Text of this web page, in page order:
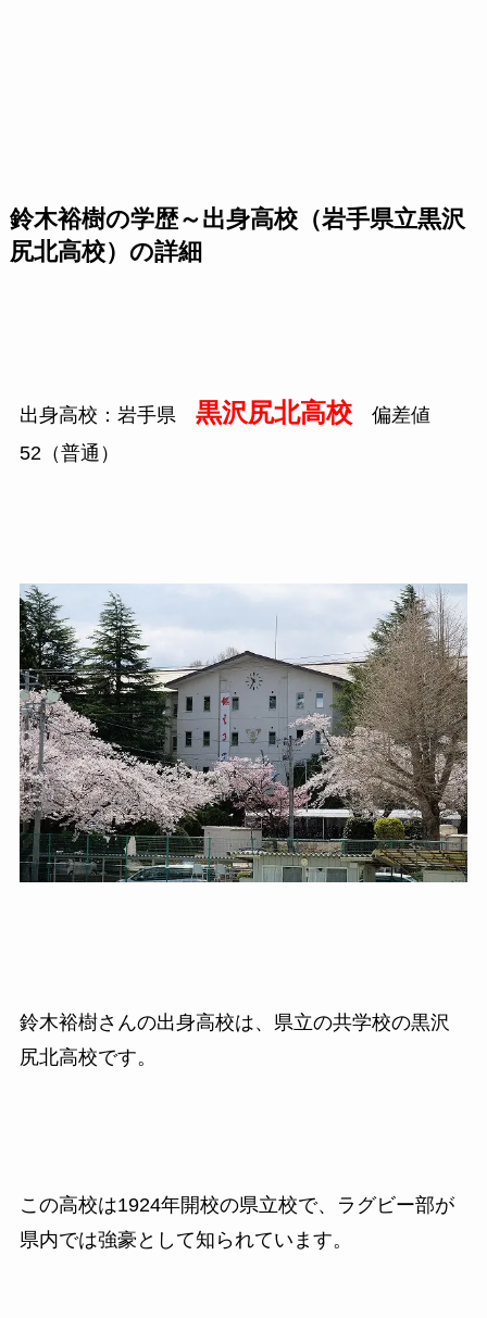
鈴木裕樹の学歴～出身高校（岩手県立黒沢
尻北高校）の詳細
出身高校：岩手県 黒沢尻北高校偏差値
52（普通）
鈴木裕樹さんの出身高校は、県立の共学校の黒沢
尻北高校です。
この高校は1924年開校の県立校で、ラグビー部が
県内では強豪として知られています。